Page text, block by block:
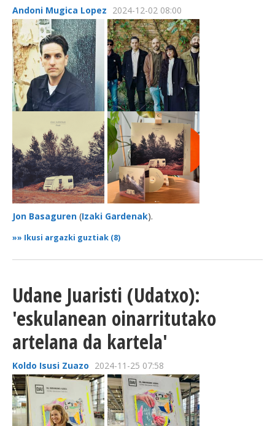
Andoni Mugica Lopez 2024-12-02 08:00
Jon Basaguren (Izaki Gardenak).
»» Ikusi argazki guztiak (8)
Udane Juaristi (Udatxo):
'eskulanean oinarritutako
artelana da kartela'
Koldo Isusi Zuazo 2024-11-25 07:58